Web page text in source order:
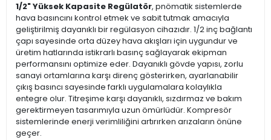
1/2" Yüksek Kapasite Regülatör, pnömatik sistemlerde
hava basıncını kontrol etmek ve sabit tutmak amacıyla
geliştirilmiş dayanıklı bir regülasyon cihazıdır. 1/2 inç bağlantı
çapı sayesinde orta düzey hava akışları için uygundur ve
üretim hatlarında istikrarlı basınç sağlayarak ekipman
performansını optimize eder. Dayanıklı gövde yapısı, zorlu
sanayi ortamlarına karşı direnç gösterirken, ayarlanabilir
çıkış basıncı sayesinde farklı uygulamalara kolaylıkla
entegre olur. Titreşime karşı dayanıklı, sızdırmaz ve bakım
gerektirmeyen tasarımıyla uzun ömürlüdür. Kompresör
sistemlerinde enerji verimliliğini artırırken arızaların önüne
geçer.